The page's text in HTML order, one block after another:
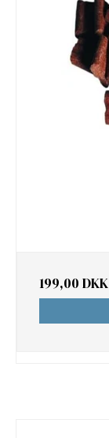
199,00 DKK